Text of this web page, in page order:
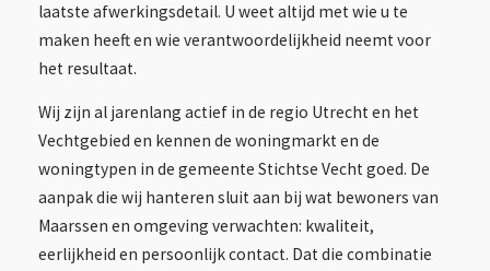
laatste afwerkingsdetail. U weet altijd met wie u te
maken heeft en wie verantwoordelijkheid neemt voor
het resultaat.
Wij zijn al jarenlang actief in de regio Utrecht en het
Vechtgebied en kennen de woningmarkt en de
woningtypen in de gemeente Stichtse Vecht goed. De
aanpak die wij hanteren sluit aan bij wat bewoners van
Maarssen en omgeving verwachten: kwaliteit,
eerlijkheid en persoonlijk contact. Dat die combinatie